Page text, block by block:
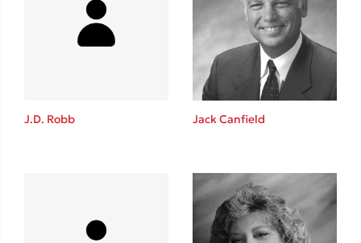
Στέφανος Ξενάκης
Το λεξικό της ζωής σου
Κώστας Κρομμύδας
Το λιμάνι μου είσαι εσύ
J.D. Robb Jack Canfield